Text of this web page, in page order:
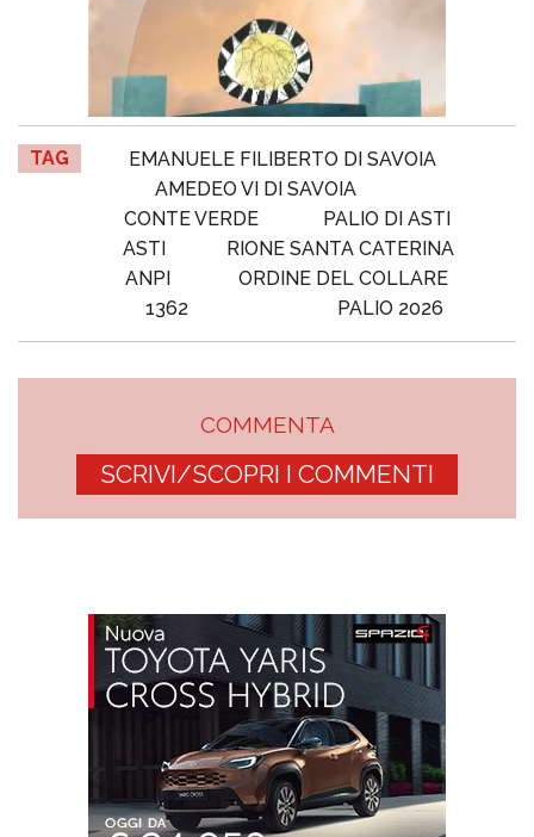
TAG
EMANUELE FILIBERTO DI SAVOIA
AMEDEO VI DI SAVOIA
CONTE VERDE
PALIO DI ASTI
ASTI
RIONE SANTA CATERINA
ANPI
ORDINE DEL COLLARE
1362
PALIO 2026
COMMENTA
SCRIVI/SCOPRI I COMMENTI